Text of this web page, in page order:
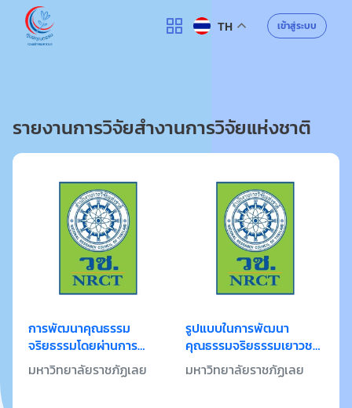
ศูนย์คุณธรรม TH เข้าสู่ระบบ
รายงานการวิจัยสำงานการวิจัยแห่งชาติ
การพัฒนาคุณธรรม
จริยธรรมโดยผ่านการ
จัดการเรียนรู้ด้านสุขภาพสู่
ชุมชนในจังหวัดเลย
มหาวิทยาลัยราชภัฏเลย
รูปแบบในการพัฒนา
คุณธรรมจริยธรรมเยาวชน
โดยใช้การบูรณา
วรรณกรรมและสื่อพื้นบ้าน
มหาวิทยาลัยราชภัฏเลย